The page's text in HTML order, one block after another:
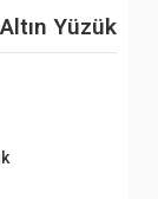
Yüzük